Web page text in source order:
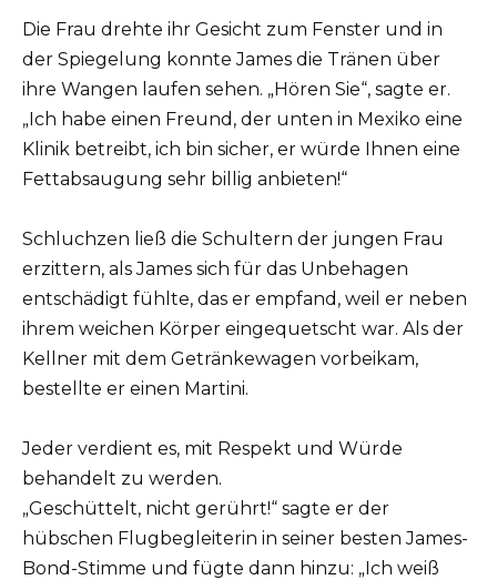
Die Frau drehte ihr Gesicht zum Fenster und in
der Spiegelung konnte James die Tränen über
ihre Wangen laufen sehen. „Hören Sie“, sagte er.
„Ich habe einen Freund, der unten in Mexiko eine
Klinik betreibt, ich bin sicher, er würde Ihnen eine
Fettabsaugung sehr billig anbieten!“
Schluchzen ließ die Schultern der jungen Frau
erzittern, als James sich für das Unbehagen
entschädigt fühlte, das er empfand, weil er neben
ihrem weichen Körper eingequetscht war. Als der
Kellner mit dem Getränkewagen vorbeikam,
bestellte er einen Martini.
Jeder verdient es, mit Respekt und Würde
behandelt zu werden.
„Geschüttelt, nicht gerührt!“ sagte er der
hübschen Flugbegleiterin in seiner besten James-
Bond-Stimme und fügte dann hinzu: „Ich weiß